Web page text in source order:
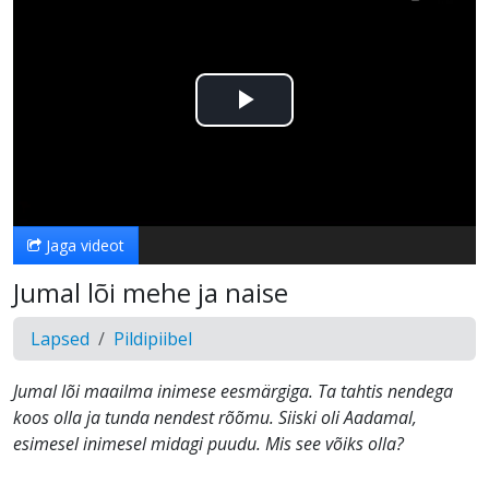
Esita
Jaga videot
Jumal lõi mehe ja naise
Lapsed Pildipiibel
Jumal lõi maailma inimese eesmärgiga. Ta tahtis nendega
koos olla ja tunda nendest rõõmu. Siiski oli Aadamal,
esimesel inimesel midagi puudu. Mis see võiks olla?